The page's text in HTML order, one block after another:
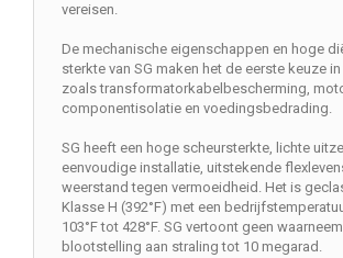
vereisen.
De mechanische eigenschappen en hoge
sterkte van SG maken het de eerste keuze
zoals transformatorkabelbescherming,
componentisolatie en voedingsbedrading.
SG heeft een hoge scheursterkte, lichte
eenvoudige installatie, uitstekende
weerstand tegen vermoeidheid. Het is
Klasse H (392°F) met een
103°F tot 428°F. SG vertoont geen
blootstelling aan straling tot 10 megarad.